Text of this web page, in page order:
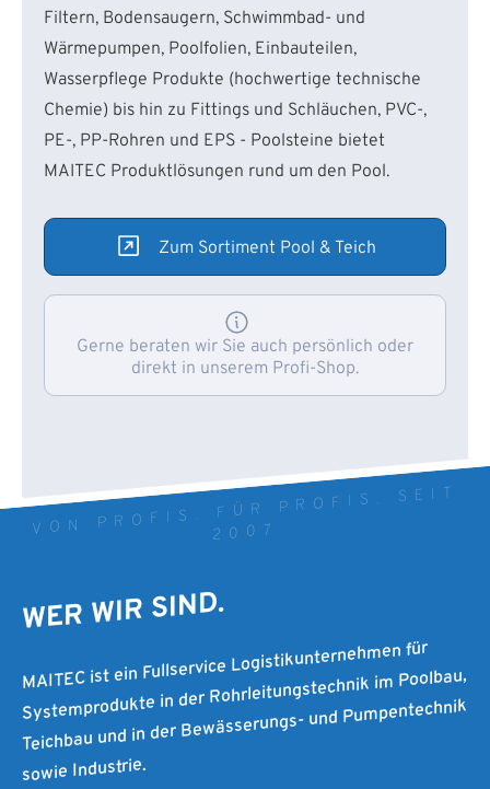
Filtern, Bodensaugern, Schwimmbad- und
Wärmepumpen, Poolfolien, Einbauteilen,
Wasserpflege Produkte (hochwertige technische
Chemie) bis hin zu Fittings und Schläuchen, PVC-,
PE-, PP-Rohren und EPS - Poolsteine bietet
MAITEC Produktlösungen rund um den Pool.
Zum Sortiment Pool & Teich
Gerne beraten wir Sie auch persönlich oder
direkt in unserem Profi-Shop.
VON PROFIS. FÜR PROFIS. SEIT
2007
WER WIR SIND.
MAITEC ist ein Fullservice Logistikunternehmen für
Systemprodukte in der Rohrleitungstechnik im Poolbau,
Teichbau und in der Bewässerungs- und Pumpentechnik
sowie Industrie.